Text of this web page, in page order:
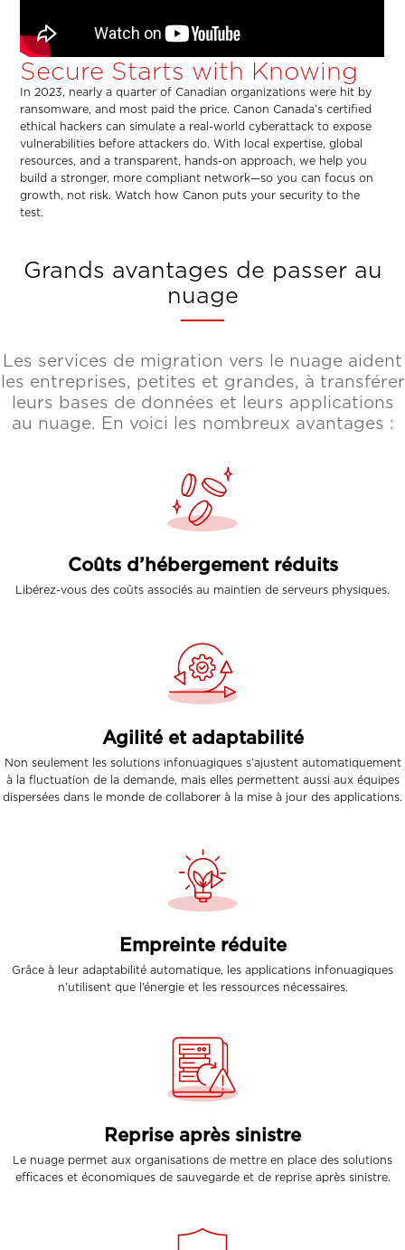
Secure Starts with Knowing
In 2023, nearly a quarter of Canadian organizations were hit by
ransomware, and most paid the price. Canon Canada’s certified
ethical hackers can simulate a real-world cyberattack to expose
vulnerabilities before attackers do. With local expertise, global
resources, and a transparent, hands-on approach, we help you
build a stronger, more compliant network—so you can focus on
growth, not risk. Watch how Canon puts your security to the
test.
Grands avantages de passer au
nuage
Les services de migration vers le nuage aident
les entreprises, petites et grandes, à transférer
leurs bases de données et leurs applications
au nuage. En voici les nombreux avantages :
Coûts d’hébergement réduits
Libérez-vous des coûts associés au maintien de serveurs physiques.
Agilité et adaptabilité
Non seulement les solutions infonuagiques s’ajustent automatiquement
à la fluctuation de la demande, mais elles permettent aussi aux équipes
dispersées dans le monde de collaborer à la mise à jour des applications.
Empreinte réduite
Grâce à leur adaptabilité automatique, les applications infonuagiques
n’utilisent que l’énergie et les ressources nécessaires.
Reprise après sinistre
Le nuage permet aux organisations de mettre en place des solutions
efficaces et économiques de sauvegarde et de reprise après sinistre.